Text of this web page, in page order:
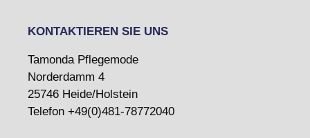
KONTAKTIEREN SIE UNS
Tamonda Pflegemode
Norderdamm 4
25746 Heide/Holstein
Telefon +49(0)481-78772040